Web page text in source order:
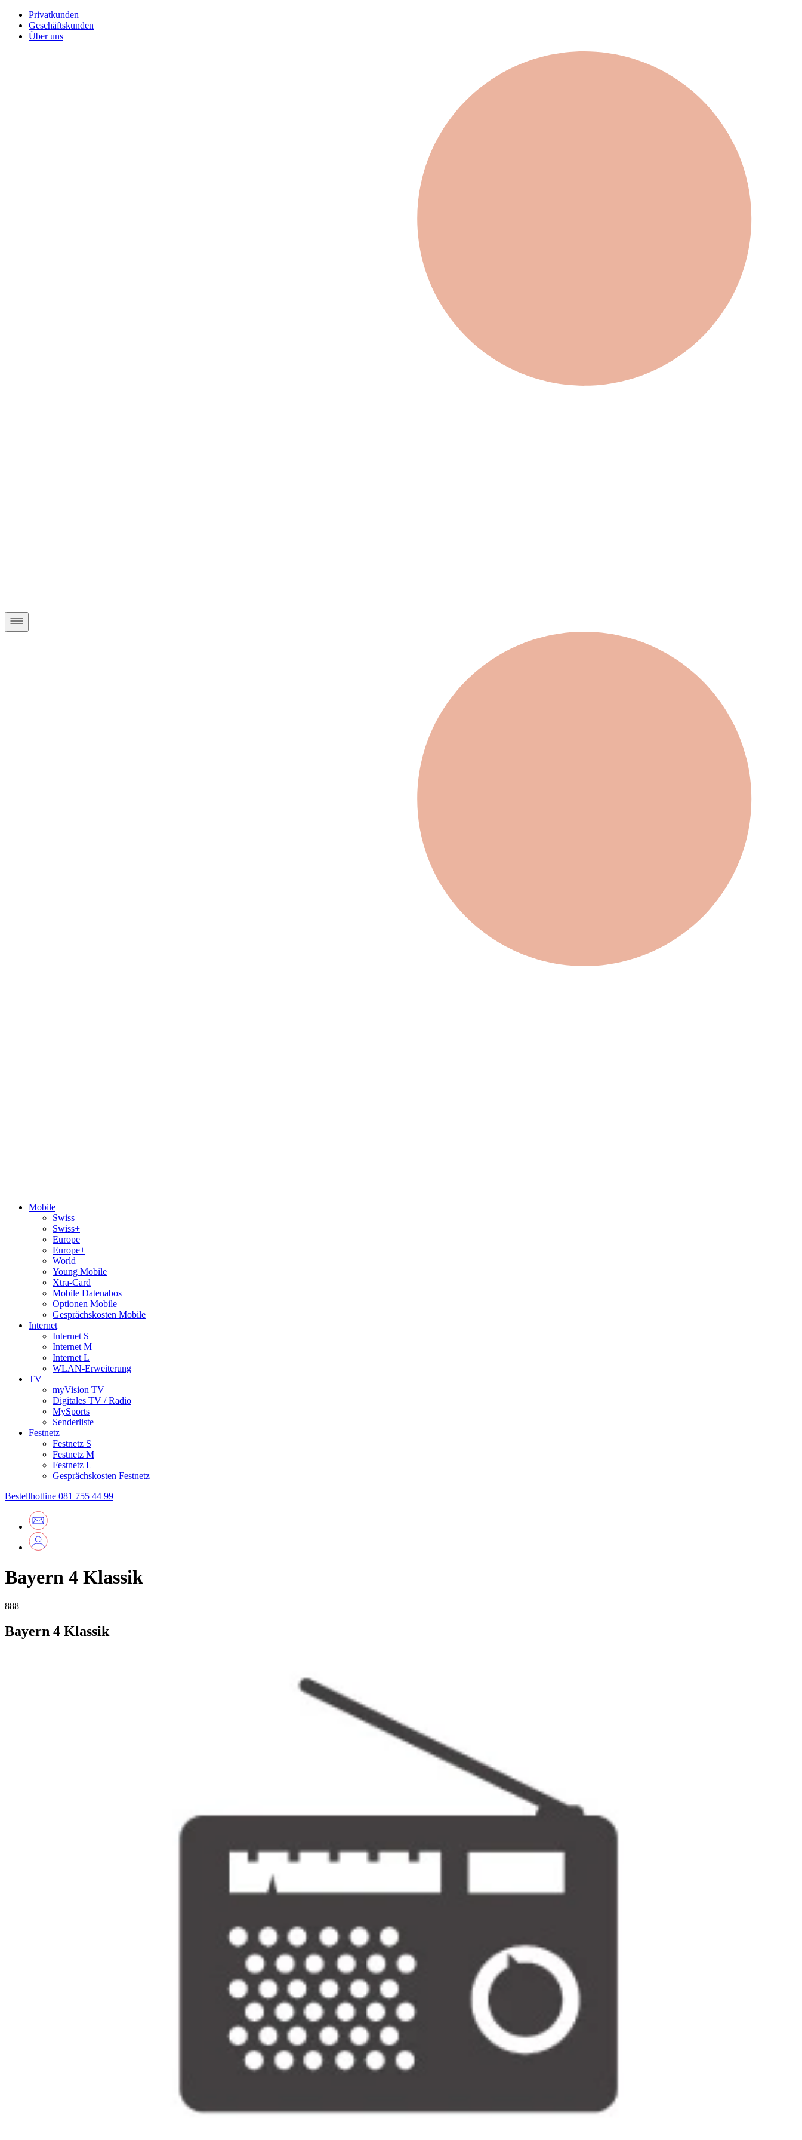
Privatkunden
Geschäftskunden
Über uns
Mobile
Swiss
Swiss+
Europe
Europe+
World
Young Mobile
Xtra-Card
Mobile Datenabos
Optionen Mobile
Gesprächskosten Mobile
Internet
Internet S
Internet M
Internet L
WLAN-Erweiterung
TV
myVision TV
Digitales TV / Radio
MySports
Senderliste
Festnetz
Festnetz S
Festnetz M
Festnetz L
Gesprächskosten Festnetz
Bestellhotline 081 755 44 99
Bayern 4 Klassik
888
Bayern 4 Klassik